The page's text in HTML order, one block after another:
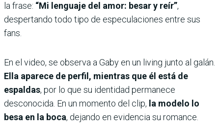
la frase: “Mi lenguaje del amor: besar y reír”,
despertando todo tipo de especulaciones entre sus
fans.
En el video, se observa a Gaby en un living junto al galán.
Ella aparece de perfil, mientras que él está de
espaldas, por lo que su identidad permanece
desconocida. En un momento del clip, la modelo lo
besa en la boca, dejando en evidencia su romance.